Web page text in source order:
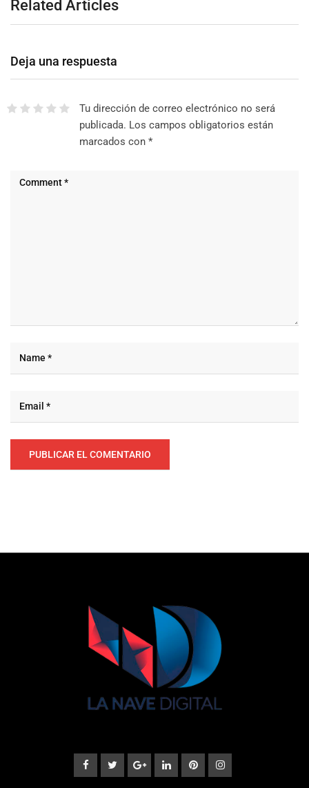
Related Articles
Deja una respuesta
Tu dirección de correo electrónico no será
publicada. Los campos obligatorios están
marcados con *